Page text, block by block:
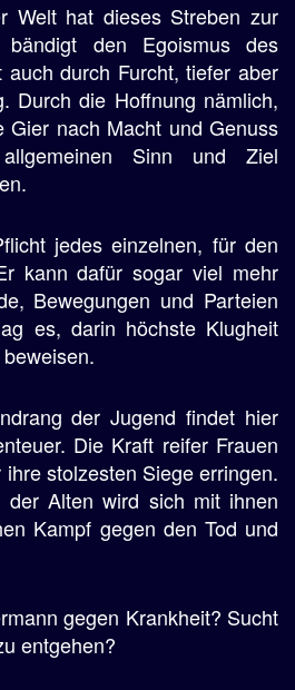
Welt hat dieses Streben zur
bändigt den Egoismus des
durch Furcht, tiefer aber
Durch die Hoffnung nämlich,
Gier nach Macht und Genuss
Sinn und Ziel
jedes einzelnen, für den
kann dafür sogar viel mehr
Bewegungen und Parteien
es, darin höchste Klugheit
der Jugend findet hier
Die Kraft reifer Frauen
stolzesten Siege erringen.
der Alten wird sich mit ihnen
Kampf gegen den Tod und
gegen Krankheit? Sucht
entgehen?